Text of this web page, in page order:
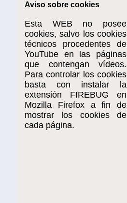
Aviso sobre cookies
Esta WEB no posee
cookies, salvo los cookies
técnicos procedentes de
YouTube en las páginas
que contengan vídeos.
Para controlar los cookies
basta con instalar la
extensión FIREBUG en
Mozilla Firefox a fin de
mostrar los cookies de
cada página.